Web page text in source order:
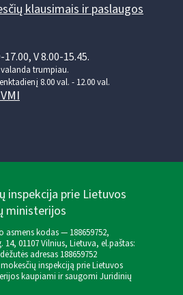
klausimais ir paslaugos
V 8.00-15.45.
trumpiau.
8.00 val. - 12.00 val.
inspekcija prie Lietuvos
ministerijos
kodas — 188659752,
14, 01107 Vilnius, Lietuva, el.paštas:
adresas 188659752
inspekciją prie Lietuvos
kaupiami ir saugomi Juridinių